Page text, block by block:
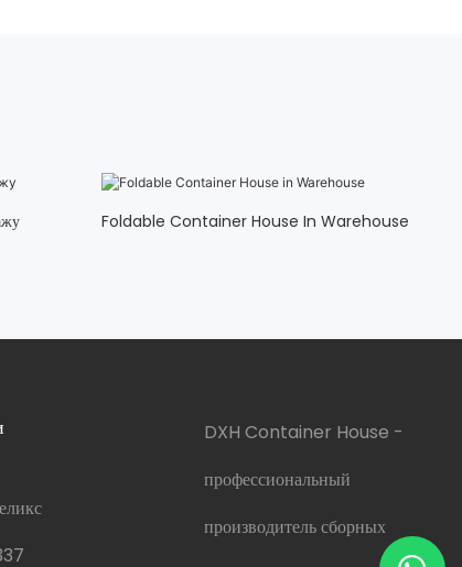
Foldable Container House In Warehouse
DXH Container House -
профессиональный
производитель сборных